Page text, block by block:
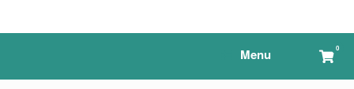
Menu View
cart
0